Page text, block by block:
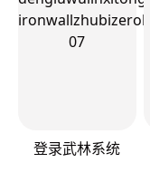
登录武林系统